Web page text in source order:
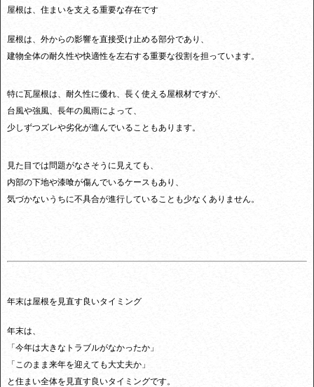
屋根は、住まいを支える重要な存在です
屋根は、外からの影響を直接受け止める部分であり、
建物全体の耐久性や快適性を左右する重要な役割を担っています。
特に瓦屋根は、耐久性に優れ、長く使える屋根材ですが、
台風や強風、長年の風雨によって、
少しずつズレや劣化が進んでいることもあります。
見た目では問題がなさそうに見えても、
内部の下地や漆喰が傷んでいるケースもあり、
気づかないうちに不具合が進行していることも少なくありません。
年末は屋根を見直す良いタイミング
年末は、
「今年は大きなトラブルがなかったか」
「このまま来年を迎えても大丈夫か」
と住まい全体を見直す良いタイミングです。